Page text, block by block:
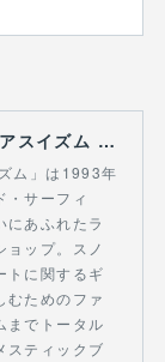
【Curious Ism】 キュリアスイズム l スノーボードショップ サーフショップ 福島県 会津若松市 郡山市 通販
ム」は1993年
・サーフィ
にあふれたラ
ョップ。スノ
トに関するギ
むためのファ
までトータル
スティックブ